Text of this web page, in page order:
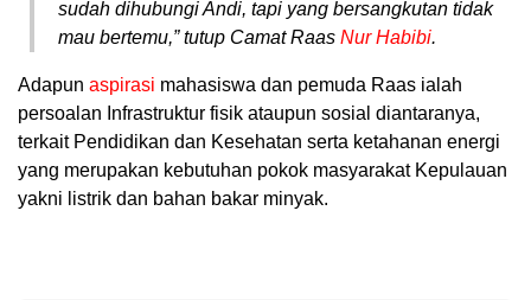
sudah dihubungi Andi, tapi yang bersangkutan tidak
mau bertemu,” tutup Camat Raas Nur Habibi.
Adapun aspirasi mahasiswa dan pemuda Raas ialah
persoalan Infrastruktur fisik ataupun sosial diantaranya,
terkait Pendidikan dan Kesehatan serta ketahanan energi
yang merupakan kebutuhan pokok masyarakat Kepulauan
yakni listrik dan bahan bakar minyak.